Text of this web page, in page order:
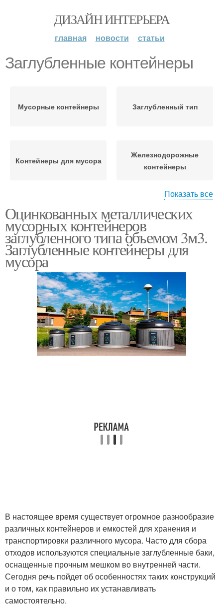
ДИЗАЙН ИНТЕРЬЕРА
главная новости статьи
Заглубленные контейнеры
Мусорные контейнеры Заглубленный тип
Контейнеры для мусора
Железнодорожные
контейнеры
контейнеры
Морской контейнер
Контейнеры от
строений
Показать все
Оцинкованных металлических
мусорных контейнеров
заглубленного типа объемом 3м3.
Заглубленные контейнеры для
мусора
В настоящее время существует огромное разнообразие
различных контейнеров и емкостей для хранения и
транспортировки различного мусора. Часто для сбора
отходов используются специальные заглубленные баки,
оснащенные прочным мешком во внутренней части.
Сегодня речь пойдет об особенностях таких конструкций
и о том, как правильно их устанавливать
самостоятельно.